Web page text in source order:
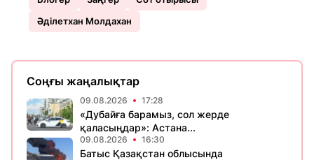
Әділетхан Молдахан
Соңғы жаңалықтар
09.08.2026 17:28
«Дубайға барамыз, сол жерде
қаласыңдар»: Астана...
09.08.2026 16:30
Батыс Қазақстан облысында